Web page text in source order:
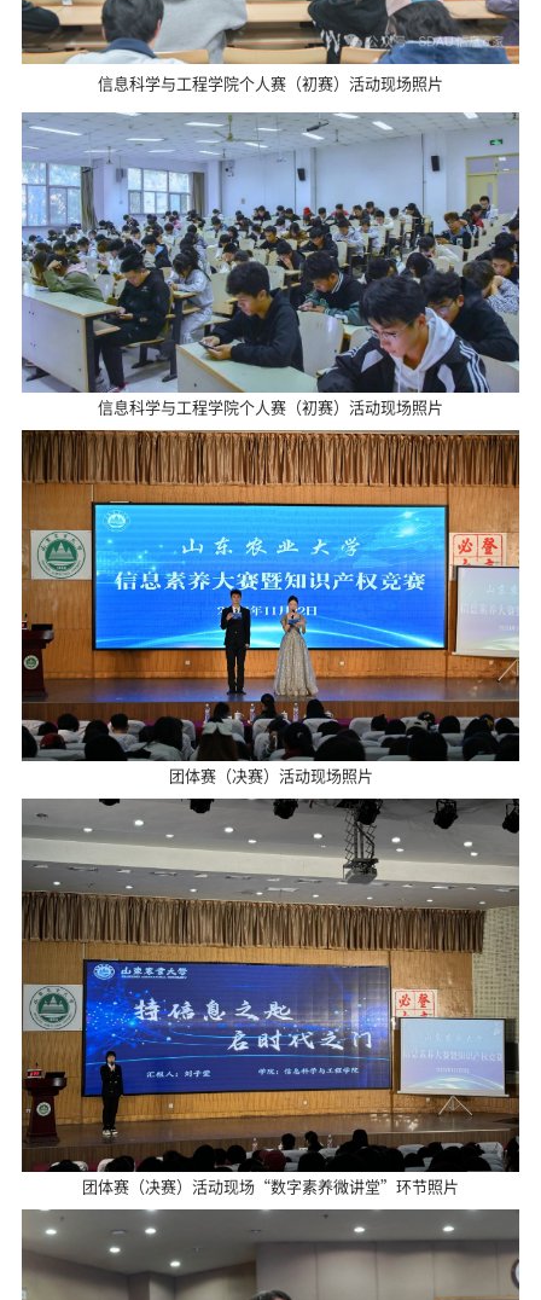
信息科学与工程学院个人赛（初赛）活动现场照片
信息科学与工程学院个人赛（初赛）活动现场照片
团体赛（决赛）活动现场照片
团体赛（决赛）活动现场“数字素养微讲堂”环节照片